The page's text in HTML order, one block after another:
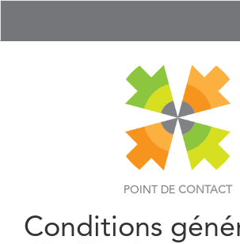
POINT DE CONTACT
Conditions